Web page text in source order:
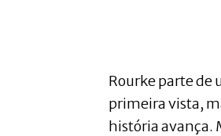
Rourke parte de
primeira vista,
história avança.